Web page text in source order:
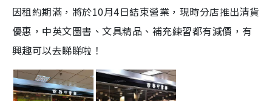
因租約期滿，將於10月4日結束營業，現時分店推出清貨
優惠，中英文圖書、文具精品 、 補充練習都有減價，有
興趣可以去睇睇啦！